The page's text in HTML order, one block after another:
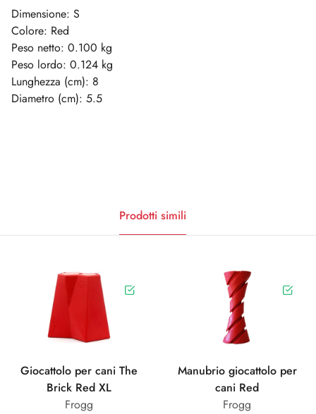
Dimensione: S
Colore: Red
Peso netto: 0.100 kg
Peso lordo: 0.124 kg
Lunghezza (cm): 8
Diametro (cm): 5.5
Prodotti simili
Giocattolo per cani The
Brick Red XL
Frogg
Manubrio giocattolo per
cani Red
Frogg